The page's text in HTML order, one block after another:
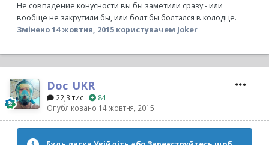
Не совпадение конусности вы бы заметили сразу - или
вообще не закрутили бы, или болт бы болтался в колодце.
Змінено14 жовтня, 2015 користувачем Joker
Doc_UKR
22,3 тис
84
Опубліковано 14 жовтня, 2015